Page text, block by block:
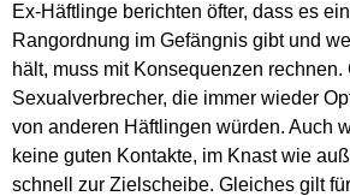
Ex-Häftlinge berichten öfter, dass es
Rangordnung im Gefängnis gibt und
hält, muss mit Konsequenzen rechnen.
Sexualverbrecher, die immer wieder
von anderen Häftlingen würden. Auch
keine guten Kontakte, im Knast wie
schnell zur Zielscheibe. Gleiches gilt